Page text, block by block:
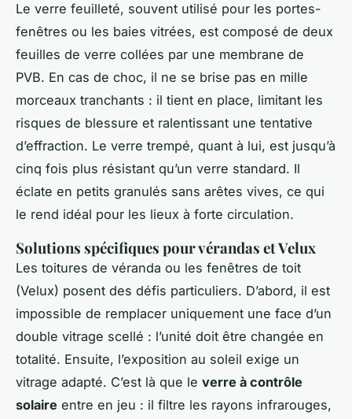
Le verre feuilleté, souvent utilisé pour les portes-
fenêtres ou les baies vitrées, est composé de deux
feuilles de verre collées par une membrane de
PVB. En cas de choc, il ne se brise pas en mille
morceaux tranchants : il tient en place, limitant les
risques de blessure et ralentissant une tentative
d’effraction. Le verre trempé, quant à lui, est jusqu’à
cinq fois plus résistant qu’un verre standard. Il
éclate en petits granulés sans arêtes vives, ce qui
le rend idéal pour les lieux à forte circulation.
Solutions spécifiques pour vérandas et Velux
Les toitures de véranda ou les fenêtres de toit
(Velux) posent des défis particuliers. D’abord, il est
impossible de remplacer uniquement une face d’un
double vitrage scellé : l’unité doit être changée en
totalité. Ensuite, l’exposition au soleil exige un
vitrage adapté. C’est là que le verre à contrôle
solaire entre en jeu : il filtre les rayons infrarouges,